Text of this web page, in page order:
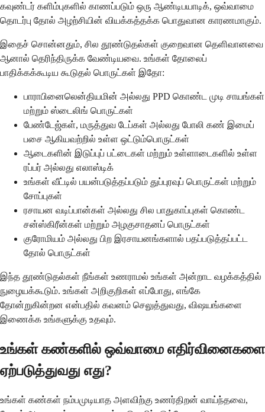
கவுண்டர் களிம்புகளில் காணப்படும் ஒரு ஆண்டிபயாடிக், ஒவ்வாமை
தொடர்பு தோல் அழற்சியின் வியக்கத்தக்க பொதுவான காரணமாகும்.
இதைச் சொன்னதும், சில தூண்டுதல்கள் குறைவான தெளிவானவை
ஆனால் தெரிந்திருக்க வேண்டியவை. உங்கள் தோலைப்
பாதிக்கக்கூடிய கூடுதல் பொருட்கள் இதோ:
பாராபினைலென்தியமின் அல்லது PPD கொண்ட முடி சாயங்கள்
மற்றும் ஸ்டைலிங் பொருட்கள்
பேண்டேஜ்கள், மருத்துவ டேப்கள் அல்லது போலி கண் இமைப்
பசை ஆகியவற்றில் உள்ள ஒட்டும்பொருட்கள்
ஆடைகளின் இடுப்புப் பட்டைகள் மற்றும் உள்ளாடைகளில் உள்ள
ரப்பர் அல்லது எலாஸ்டிக்
உங்கள் வீட்டில் பயன்படுத்தப்படும் துப்புரவுப் பொருட்கள் மற்றும்
சோப்புகள்
ரசாயன வடிப்பான்கள் அல்லது சில பாதுகாப்புகள் கொண்ட
சன்ஸ்கிரீன்கள் மற்றும் அழகுசாதனப் பொருட்கள்
குரோமியம் அல்லது பிற இரசாயனங்களால் பதப்படுத்தப்பட்ட
தோல் பொருட்கள்
இந்த தூண்டுதல்கள் நீங்கள் உணராமல் உங்கள் அன்றாட வழக்கத்தில்
நுழையக்கூடும். உங்கள் அறிகுறிகள் எப்போது, எங்கே
தோன்றுகின்றன என்பதில் கவனம் செலுத்துவது, விஷயங்களை
இணைக்க உங்களுக்கு உதவும்.
உங்கள் கண்களில் ஒவ்வாமை எதிர்வினைகளை
ஏற்படுத்துவது எது?
உங்கள் கண்கள் நம்பமுடியாத அளவிற்கு உணர்திறன் வாய்ந்தவை,